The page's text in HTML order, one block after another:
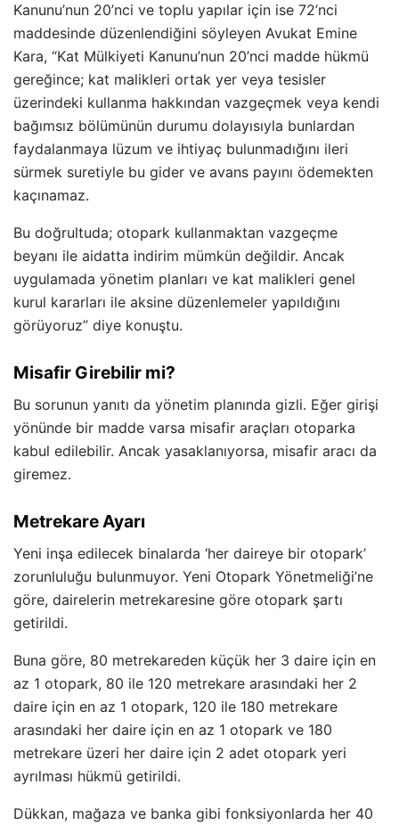
Kanunu’nun 20’nci ve toplu yapılar için ise 72’nci
maddesinde düzenlendiğini söyleyen Avukat Emine
Kara, “Kat Mülkiyeti Kanunu’nun 20’nci madde hükmü
gereğince; kat malikleri ortak yer veya tesisler
üzerindeki kullanma hakkından vazgeçmek veya kendi
bağımsız bölümünün durumu dolayısıyla bunlardan
faydalanmaya lüzum ve ihtiyaç bulunmadığını ileri
sürmek suretiyle bu gider ve avans payını ödemekten
kaçınamaz.
Bu doğrultuda; otopark kullanmaktan vazgeçme
beyanı ile aidatta indirim mümkün değildir. Ancak
uygulamada yönetim planları ve kat malikleri genel
kurul kararları ile aksine düzenlemeler yapıldığını
görüyoruz” diye konuştu.
Misafir Girebilir mi?
Bu sorunun yanıtı da yönetim planında gizli. Eğer girişi
yönünde bir madde varsa misafir araçları otoparka
kabul edilebilir. Ancak yasaklanıyorsa, misafir aracı da
giremez.
Metrekare Ayarı
Yeni inşa edilecek binalarda ‘her daireye bir otopark’
zorunluluğu bulunmuyor. Yeni Otopark Yönetmeliği’ne
göre, dairelerin metrekaresine göre otopark şartı
getirildi.
Buna göre, 80 metrekareden küçük her 3 daire için en
az 1 otopark, 80 ile 120 metrekare arasındaki her 2
daire için en az 1 otopark, 120 ile 180 metrekare
arasındaki her daire için en az 1 otopark ve 180
metrekare üzeri her daire için 2 adet otopark yeri
ayrılması hükmü getirildi.
Dükkan, mağaza ve banka gibi fonksiyonlarda her 40